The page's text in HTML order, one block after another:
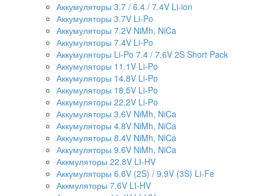
Аккумуляторы 3.7 / 6.4 / 7.4V Li-ion
Аккумуляторы 3.7V Li-Po
Аккумуляторы 7.2V NiMh, NiCa
Аккумуляторы 7.4V Li-Po
Аккумуляторы Li-Po 7.4 / 7.6V 2S Short Pack
Аккумуляторы 11.1V Li-Po
Аккумуляторы 14.8V Li-Po
Аккумуляторы 18.5V Li-Po
Аккумуляторы 22.2V Li-Po
Аккумуляторы 3.6V NiMh, NiCa
Аккумуляторы 4.8V NiMh, NiCa
Аккумуляторы 8.4V NiMh, NiCa
Аккумуляторы 9.6V NiMh, NiCa
Аккмуляторы 22.8V LI-HV
Аккумуляторы 6.6V (2S) / 9.9V (3S) Li-Fe
Аккмуляторы 7.6V LI-HV